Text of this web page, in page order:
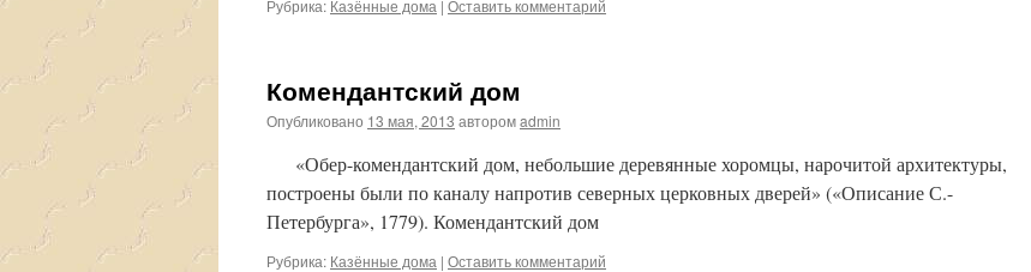
Рубрика: Казённые дома | Оставить комментарий
Комендантский дом
Опубликовано 13 мая, 2013 авторомadmin
«Обер-комендантский дом, небольшие деревянные хоромцы, нарочитой архитектуры,
построены были по каналу напротив северных церковных дверей» («Описание С.-
Петербурга», 1779). Комендантский дом
Рубрика: Казённые дома | Оставить комментарий